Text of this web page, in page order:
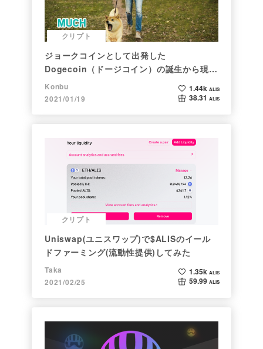
クリプト
ジョークコインとして出発した
Dogecoin（ドージコイン）の誕生から現在
まで。注目される非証券性🐶
Konbu
2021/01/19
1.44k ALIS
38.31 ALIS
クリプト
Uniswap(ユニスワップ)で$ALISのイール
ドファーミング(流動性提供)してみた
Taka
2021/02/25
1.35k ALIS
59.99 ALIS